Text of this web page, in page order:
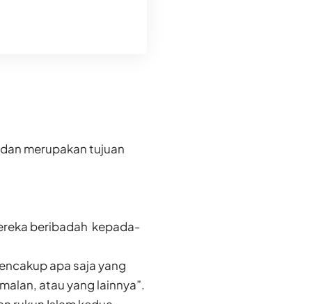
merupakan tujuan
beribadah kepada-
apa saja yang
atau yang lainnya”.